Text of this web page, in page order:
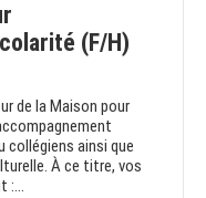
(F/H)
de la Maison pour
collégiens ainsi que
À ce titre, vos
:...